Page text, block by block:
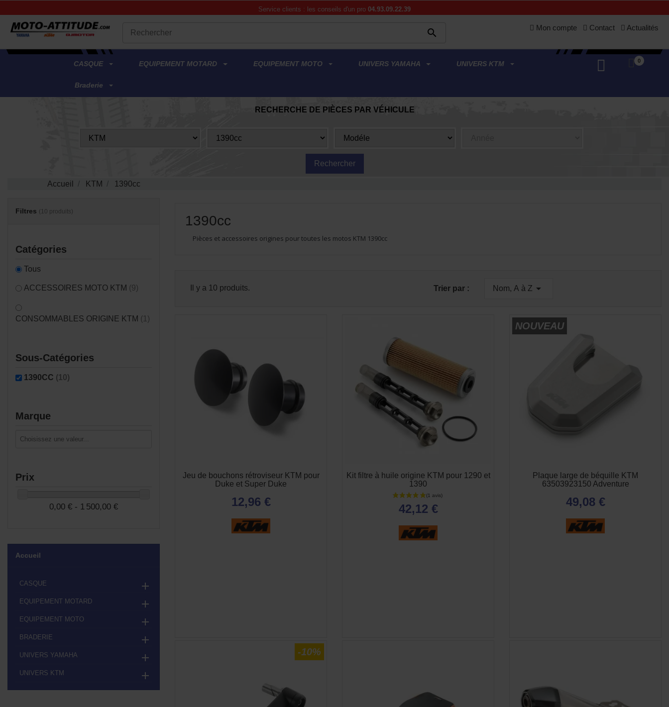
Service clients : les conseils d'un pro 04.93.09.22.39
 Mon compte Contact Actualités
.
CASQUE EQUIPEMENT MOTARD EQUIPEMENT MOTO UNIVERS YAMAHA UNIVERS KTM
Braderie
0
RECHERCHE DE PIÈCES PAR VÉHICULE
Accueil KTM 1390cc
Filtres (10 produits)
Catégories
Tous
ACCESSOIRES MOTO KTM (9)
CONSOMMABLES ORIGINE KTM (1)
Sous-Catégories
1390CC (10)
Marque
Prix
0,00 € - 1 500,00 €
Accueil
CASQUE 
EQUIPEMENT MOTARD 
EQUIPEMENT MOTO 
BRADERIE 
UNIVERS YAMAHA 
UNIVERS KTM 
1390cc
Pièces et accessoires origines pour toutes les motos KTM 1390cc
Il y a 10 produits. Trier par : Nom, A à Z 
Jeu de bouchons rétroviseur KTM pour
Duke et Super Duke
12,96 €
Kit filtre à huile origine KTM pour 1290 et
1390
42,12 €
NOUVEAU
Plaque large de béquille KTM
63503923150 Adventure
49,08 €
-10%
APERÇU RAPIDE APERÇU RAPIDE